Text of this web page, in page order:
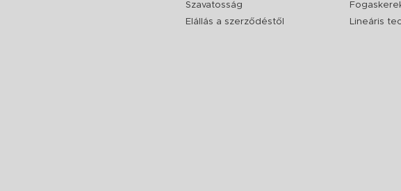
Szavatosság
Elállás a szerződéstől
Lineáris